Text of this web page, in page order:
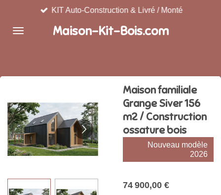
contenu
Maison-Kit-Bois.com
KIT Auto-Construction & Livré / Monté
Maison familiale
Grange Siver 156
m2 / Construction
ossature bois
Nouveau modèle
2026
74 900,00 €